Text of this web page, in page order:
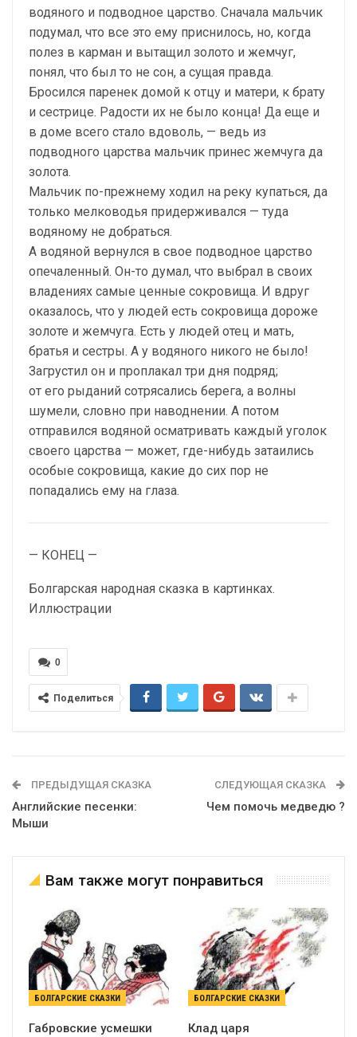
водяного и подводное царство. Сначала мальчик
подумал, что все это ему приснилось, но, когда
полез в карман и вытащил золото и жемчуг,
понял, что был то не сон, а сущая правда.
Бросился паренек домой к отцу и матери, к брату
и сестрице. Радости их не было конца! Да еще и
в доме всего стало вдоволь, — ведь из
подводного царства мальчик принес жемчуга да
золота.
Мальчик по-прежнему ходил на реку купаться, да
только мелководья придерживался — туда
водяному не добраться.
А водяной вернулся в свое подводное царство
опечаленный. Он-то думал, что выбрал в своих
владениях самые ценные сокровища. И вдруг
оказалось, что у людей есть сокровища дороже
золоте и жемчуга. Есть у людей отец и мать,
братья и сестры. А у водяного никого не было!
Загрустил он и проплакал три дня подряд;
от его рыданий сотрясались берега, а волны
шумели, словно при наводнении. А потом
отправился водяной осматривать каждый уголок
своего царства — может, где-нибудь затаились
особые сокровища, какие до сих пор не
попадались ему на глаза.
— КОНЕЦ —
Болгарская народная сказка в картинках.
Иллюстрации
0
Поделиться
ПРЕДЫДУЩАЯ СКАЗКА
Английские песенки:
Мыши
СЛЕДУЮЩАЯ СКАЗКА
Чем помочь медведю ?
Вам также могут понравиться
БОЛГАРСКИЕ СКАЗКИ
Габровские усмешки
БОЛГАРСКИЕ СКАЗКИ
Клад царя